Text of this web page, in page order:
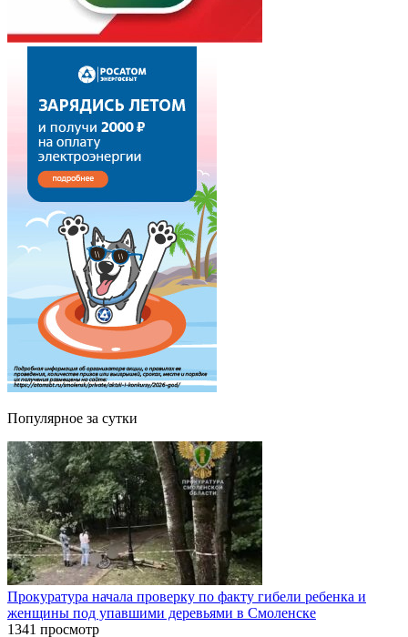
Популярное за сутки
Прокуратура начала проверку по факту гибели ребенка и
женщины под упавшими деревьями в Смоленске
1341 просмотр